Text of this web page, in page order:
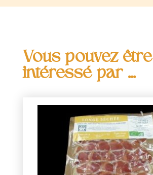
Vous pouvez être
intéressé par ...